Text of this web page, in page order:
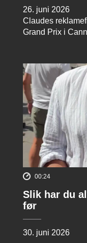
26. juni 2026
Claudes
Grand Prix i
00:24
Slik har du
før
30. juni 2026